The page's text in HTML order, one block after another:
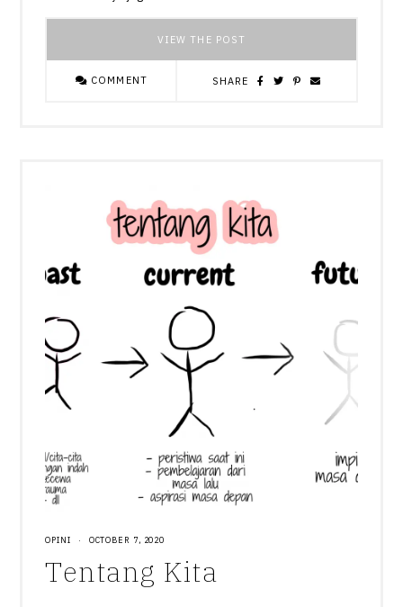
COMMENT SHARE
VIEW THE POST
OPINI · OCTOBER 7, 2020
Tentang Kita